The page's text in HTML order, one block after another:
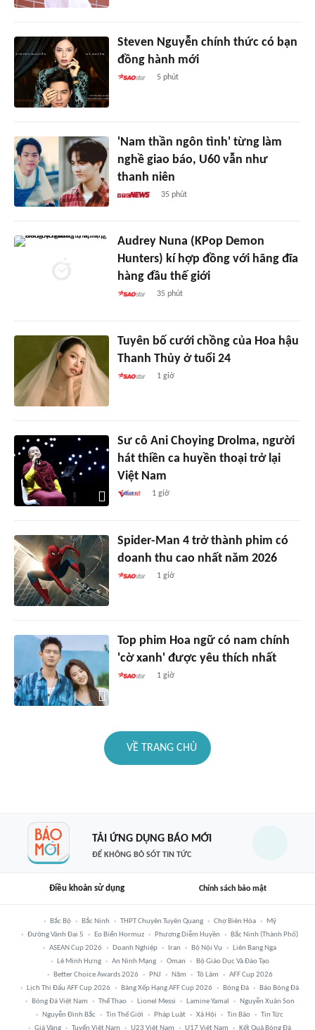
Steven Nguyễn chính thức có bạn
đồng hành mới
5 phút
'Nam thần ngôn tình' từng làm
nghề giao báo, U60 vẫn như
thanh niên
35 phút
Audrey Nuna (KPop Demon
Hunters) kí hợp đồng với hãng đĩa
hàng đầu thế giới
35 phút
Tuyên bố cưới chồng của Hoa hậu
Thanh Thủy ở tuổi 24
1 giờ
Sư cô Ani Choying Drolma, người
hát thiền ca huyền thoại trở lại
Việt Nam
1 giờ
Spider-Man 4 trở thành phim có
doanh thu cao nhất năm 2026
1 giờ
Top phim Hoa ngữ có nam chính
'cờ xanh' được yêu thích nhất
1 giờ
VỀ TRANG CHỦ
TẢI ỨNG DỤNG BÁO MỚI
ĐỂ KHÔNG BỎ SÓT TIN TỨC
Điều khoản sử dụng Chính sách bảo mật
Bắc Bộ Bắc Ninh THPT Chuyên Tuyên Quang Chợ Biên Hòa
Mỹ
Đường Vành Đai 5
Eo Biển Hormuz Phương Diễm Huyền
Bắc Ninh (thành Phố)
ASEAN Cup 2026
Doanh Nghiệp Iran Bộ Nội Vụ
Liên Bang Nga
Lê Minh Hưng
An Ninh Mạng Oman
Bộ Giáo Dục Và Đào Tạo
Better Choice Awards 2026
PNJ Năm Tô Lâm
AFF Cup 2026
Lịch Thi Đấu AFF Cup 2026
Bảng Xếp Hạng AFF Cup 2026 Bóng Đá
Báo Bóng Đá
Bóng Đá Việt Nam
Thể Thao Lionel Messi Lamine Yamal
Nguyễn Xuân Son
Nguyễn Đình Bắc
Tin Thế Giới Pháp Luật Xã Hội Tin Bão
Tin Tức
Giá Vàng
Tuyển Việt Nam U23 Việt Nam U17 Việt Nam Kết Quả Bóng Đá